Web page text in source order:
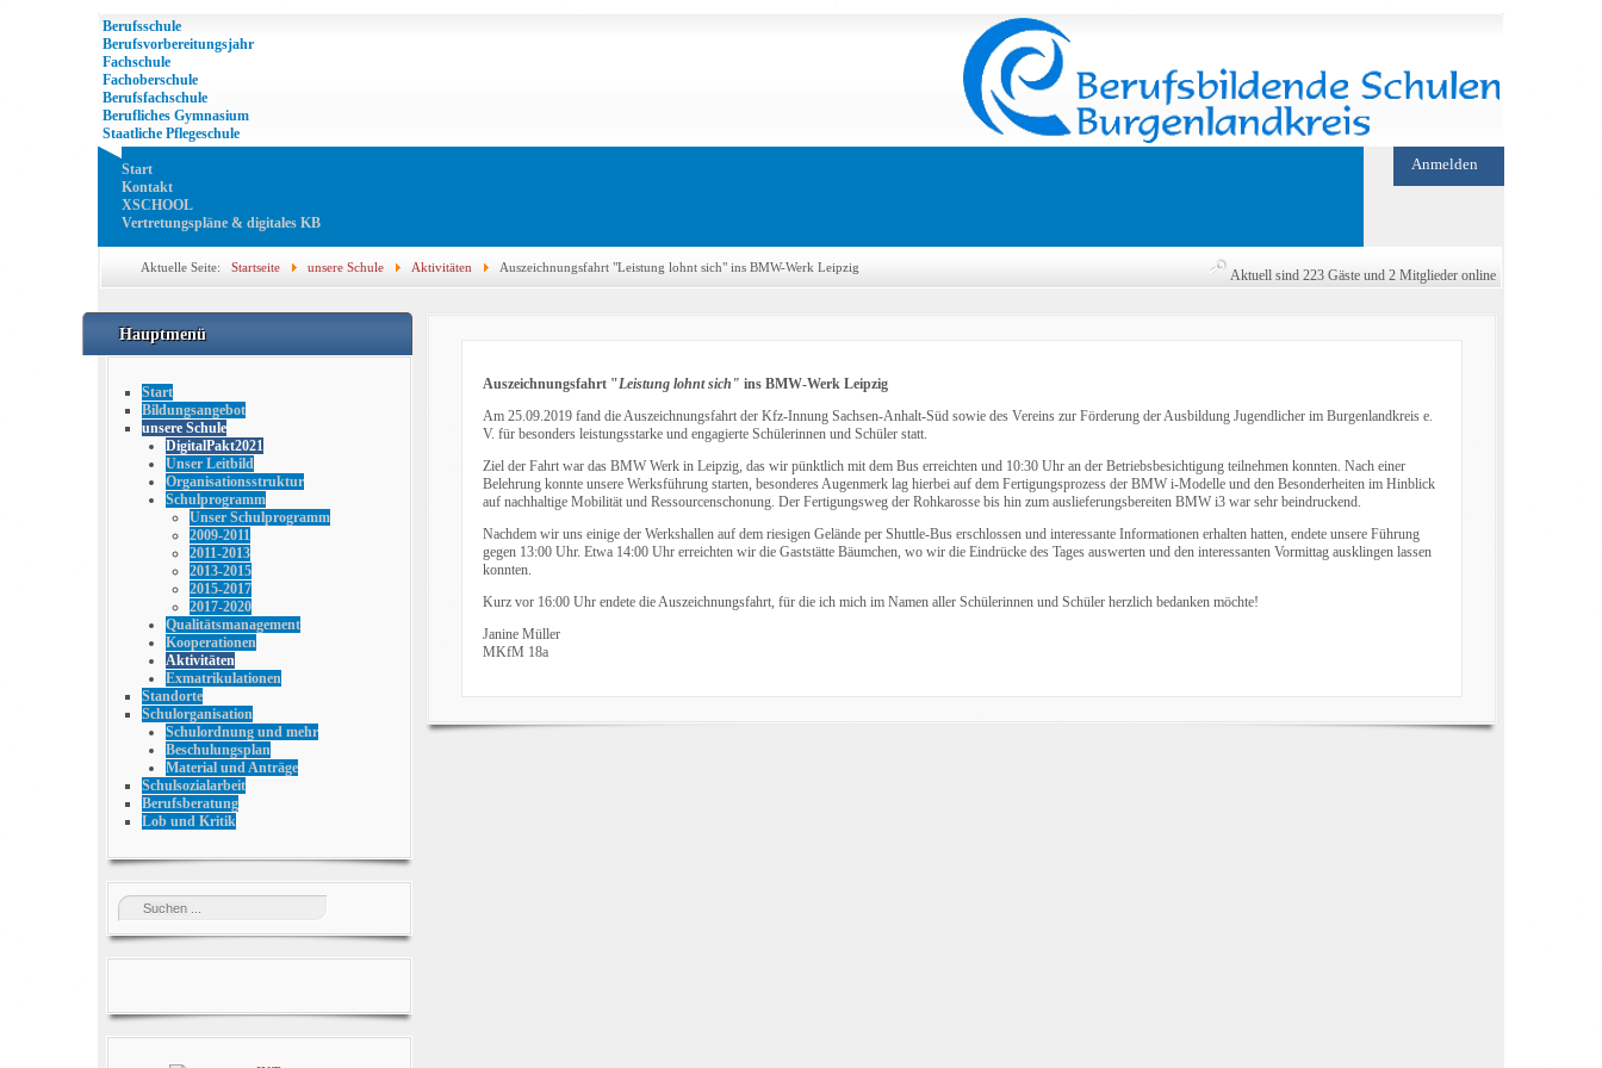
Berufsschule
Berufsvorbereitungsjahr
Fachschule
Fachoberschule
Berufsfachschule
Berufliches Gymnasium
Staatliche Pflegeschule
Start
Kontakt
XSCHOOL
Vertretungspläne & digitales KB
Anmelden
Aktuelle Seite:Startseite unsere Schule Aktivitäten Auszeichnungsfahrt "Leistung lohnt sich" ins BMW-Werk Leipzig Aktuell sind 223 Gäste und 2 Mitglieder online
Hauptmenü
Start
Bildungsangebot
unsere Schule
DigitalPakt2021
Unser Leitbild
Organisationsstruktur
Schulprogramm
Unser Schulprogramm
2009-2011
2011-2013
2013-2015
2015-2017
2017-2020
Qualitätsmanagement
Kooperationen
Aktivitäten
Exmatrikulationen
Standorte
Schulorganisation
Schulordnung und mehr
Beschulungsplan
Material und Anträge
Schulsozialarbeit
Berufsberatung
Lob und Kritik
Auszeichnungsfahrt "Leistung lohnt sich" ins BMW-Werk Leipzig
Am 25.09.2019 fand die Auszeichnungsfahrt der Kfz-Innung Sachsen-Anhalt-Süd sowie des Vereins zur Förderung der Ausbildung Jugendlicher im Burgenlandkreis e.
V. für besonders leistungsstarke und engagierte Schülerinnen und Schüler statt.
Ziel der Fahrt war das BMW Werk in Leipzig, das wir pünktlich mit dem Bus erreichten und 10:30 Uhr an der Betriebsbesichtigung teilnehmen konnten. Nach einer
Belehrung konnte unsere Werksführung starten, besonderes Augenmerk lag hierbei auf dem Fertigungsprozess der BMW i-Modelle und den Besonderheiten im Hinblick
auf nachhaltige Mobilität und Ressourcenschonung. Der Fertigungsweg der Rohkarosse bis hin zum auslieferungsbereiten BMW i3 war sehr beindruckend.
Nachdem wir uns einige der Werkshallen auf dem riesigen Gelände per Shuttle-Bus erschlossen und interessante Informationen erhalten hatten, endete unsere Führung
gegen 13:00 Uhr. Etwa 14:00 Uhr erreichten wir die Gaststätte Bäumchen, wo wir die Eindrücke des Tages auswerten und den interessanten Vormittag ausklingen lassen
konnten.
Kurz vor 16:00 Uhr endete die Auszeichnungsfahrt, für die ich mich im Namen aller Schülerinnen und Schüler herzlich bedanken möchte!
Janine Müller
MKfM 18a